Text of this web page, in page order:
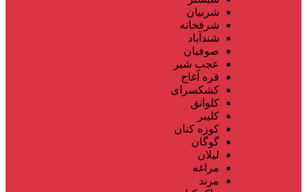
شربیان
شرفخانه
شندآباد
صوفیان
عجب شیر
قره آغاج
کشکسرای
کلوانق
کلیبر
کوزه کنان
گوگان
لیلان
مراغه
مرند